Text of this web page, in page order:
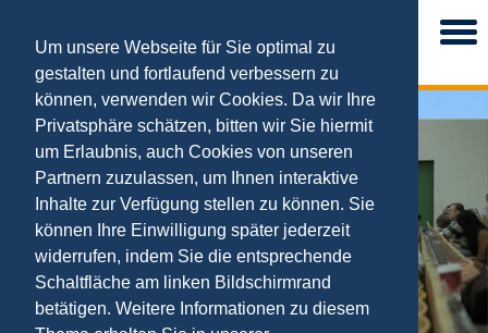
Um unsere Webseite für Sie optimal zu
gestalten und fortlaufend verbessern zu
können, verwenden wir Cookies. Da wir Ihre
Privatsphäre schätzen, bitten wir Sie hiermit
um Erlaubnis, auch Cookies von unseren
Partnern zuzulassen, um Ihnen interaktive
Inhalte zur Verfügung stellen zu können. Sie
können Ihre Einwilligung später jederzeit
widerrufen, indem Sie die entsprechende
Schaltfläche am linken Bildschirmrand
betätigen. Weitere Informationen zu diesem
TEAM